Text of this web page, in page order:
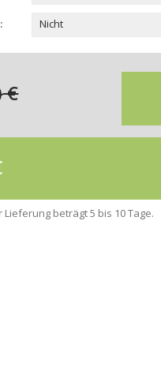
Nicht
€
Lieferung beträgt 5 bis 10 Tage.